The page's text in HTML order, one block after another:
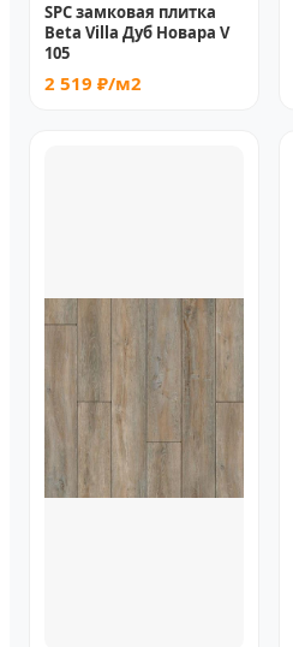
SPC замковая плитка
Beta Villa Дуб Новара V
105
2 519 ₽/м2